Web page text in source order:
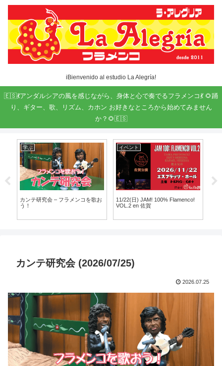
iBienvenido al estudio La Alegría!
🇪🇸💃アンダルシアの風を感じながら、身体と心で奏でるフラメンコ💃 🌻踊
り、ギター、歌、リズム、カホン お好きなところから始めてみません
か？🌻🇪🇸
学ぶ
カンテ研究会 – フラメンコを歌お
う！
イベント
11/22(日) JAM! 100% Flamenco!
VOL.2 en 佐賀
カンテ研究会 (2026/07/25)
2026.07.25